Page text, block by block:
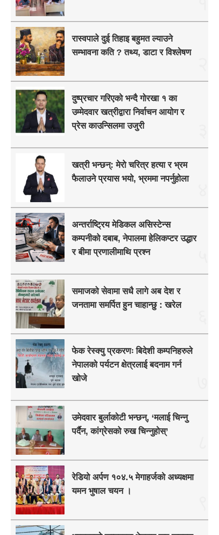
रास्वपाले दुई तिहाइ बहुमत ल्याउने
सम्भावना कति ? तथ्य, डाटा र विश्लेषण
दुष्प्रचार गरिएको भन्दै गोरखा १ का
उम्मेदवार खत्रीद्वारा निर्वाचन आयोग र
प्रेस काउन्सिलमा उजुरी
खत्री भन्छन्: मेरो चरित्र हत्या र भ्रम
फैलाउने प्रयास भयो, भ्रममा नपर्नुहोला
अन्तर्राष्ट्रिय मेडिकल असिस्टेन्स
कम्पनीको दबाब, नेपालमा हेलिकप्टर उद्धार
र बीमा प्रणालीमाथि प्रश्न
समाजको सेवामा सधै लागे अब देश र
जनतामा समर्पित हुन चाहान्छु : खरेल
फेक रेस्क्यु प्रकरणः बिदेशी कम्पनिहरुले
नेपालको पर्यटन क्षेत्रलाई बदनाम गर्न
खोजे
उमेदवार बुर्लाकोटी भन्छन्, ‘मलाई चिन्नु
पर्दैन, कांग्रेसको रुख चिन्नुहोस्’
रेडियो अर्पण १०४.५ मेगाहर्जको अध्यक्षमा
यमन भुषाल चयन ।